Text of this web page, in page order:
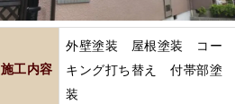
施工内容
外壁塗装 屋根塗装 コー
キング打ち替え 付帯部塗
装